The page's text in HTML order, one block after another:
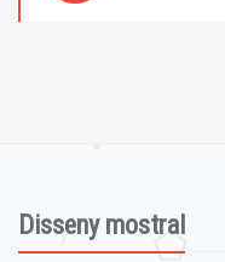
Disseny mostral